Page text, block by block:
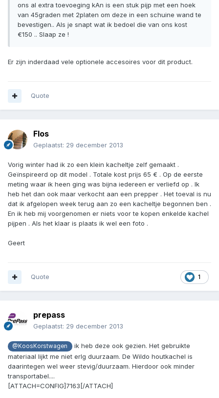
ons al extra toevoeging kAn is een stuk pijp met een hoek
van 45graden met 2platen om deze in een schuine wand te
bevestigen.. Als je snapt wat ik bedoel die van ons kost
€150 .. Slaap ze !
Er zijn inderdaad vele optionele accesoires voor dit product.
Quote
Flos
Geplaatst: 29 december 2013
Vorig winter had ik zo een klein kacheltje zelf gemaakt .
Geïnspireerd op dit model . Totale kost prijs 65 € . Op de eerste
meting waar ik heen ging was bijna iedereen er verliefd op . Ik
heb het dan ook maar verkocht aan een prepper . Het toeval is nu
dat ik afgelopen week terug aan zo een kacheltje begonnen ben .
En ik heb mij voorgenomen er niets voor te kopen enkelde kachel
pijpen . Als het klaar is plaats ik wel een foto .
Geert
1
Quote
prepass
Geplaatst: 29 december 2013
@KoosKorstwagen
ik heb deze ook gezien. Het gebruikte
materiaal lijkt me niet erlg duurzaam. De Wildo houtkachel is
daarintegen wel weer stevig/duurzaam. Hierdoor ook minder
transportabel....
[ATTACH=CONFIG]7163[/ATTACH]